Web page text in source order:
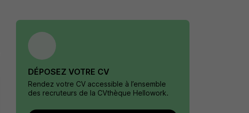
DÉPOSEZ VOTRE CV
Rendez votre CV accessible à l’ensemble
des recruteurs de la CVthèque Hellowork.